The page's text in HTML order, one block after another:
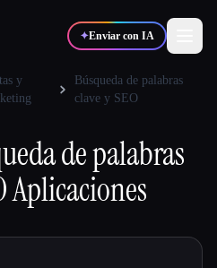
✦Enviar con IA
📈Marketers
y
Búsqueda de palabras
clave y SEO
de palabras
Aplicaciones